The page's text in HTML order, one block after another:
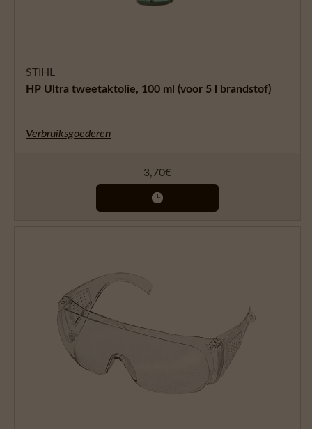
STIHL
HP Ultra tweetaktolie, 100 ml (voor 5 l brandstof)
Verbruiksgoederen
3,70€